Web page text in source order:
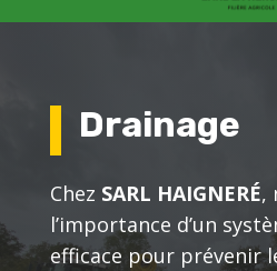
Drainage
Chez SARL HAIGNERÉ,
l’importance d’un
efficace pour prévenir